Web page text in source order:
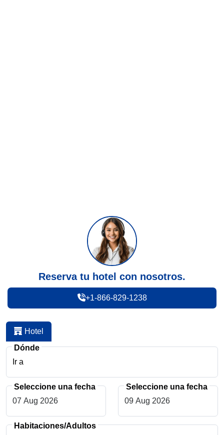
Reserva tu hotel con nosotros.
+1-866-829-1238
Hotel
Dónde
Seleccione una fecha Seleccione una fecha
Habitaciones/Adultos